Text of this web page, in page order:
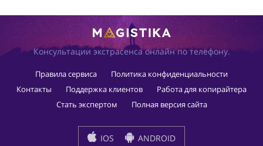
Консультации экстрасенса онлайн по телефону.
Правила сервиса
Политика конфиденциальности
Контакты
Поддержка клиентов
Работа для копирайтера
Стать экспертом
Полная версия сайта
IOS ANDROID